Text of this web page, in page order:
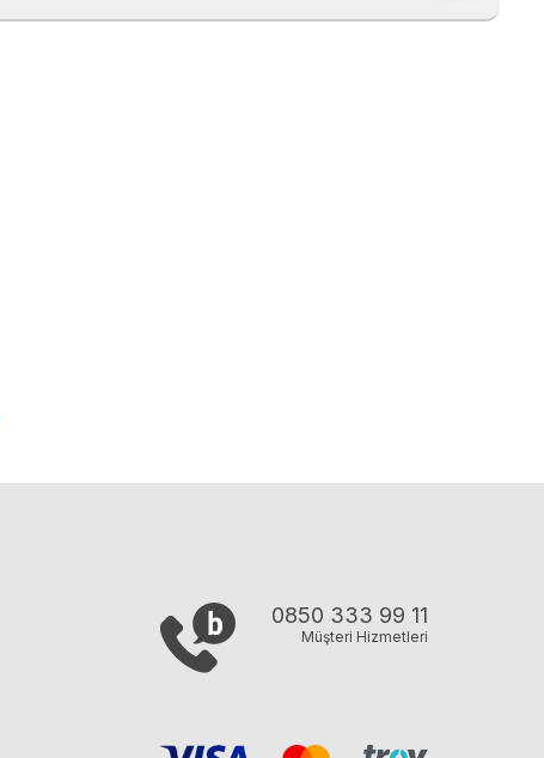
0850 333 99 11
Müşteri Hizmetleri